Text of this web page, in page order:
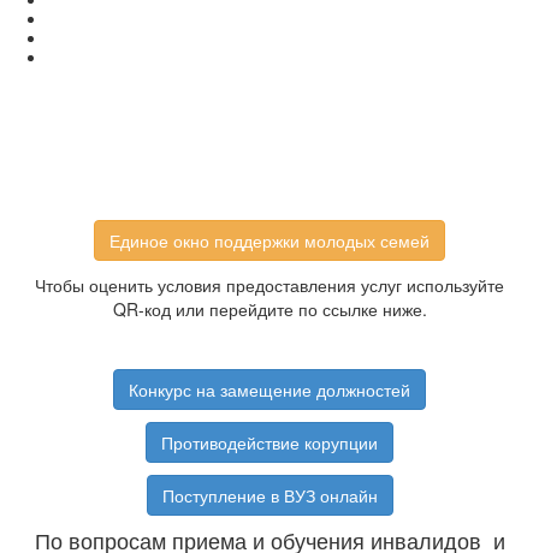
Единое окно поддержки молодых семей
Чтобы оценить условия предоставления услуг используйте
QR-код или перейдите по ссылке ниже.
Конкурс на замещение должностей
Противодействие корупции
Поступление в ВУЗ онлайн
По вопросам приема и обучения инвалидов и